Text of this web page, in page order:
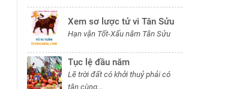
Xem sơ lược tử vi Tân Sửu
Hạn vận Tốt-Xấu năm Tân Sửu
Tục lệ đầu năm
Lẽ trời đất có khởi thuỷ phải có
tận cùng...